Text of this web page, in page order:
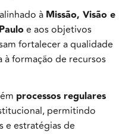
à Missão, Visão e
e aos objetivos
fortalecer a qualidade
formação de recursos
processos regulares
permitindo
e estratégias de